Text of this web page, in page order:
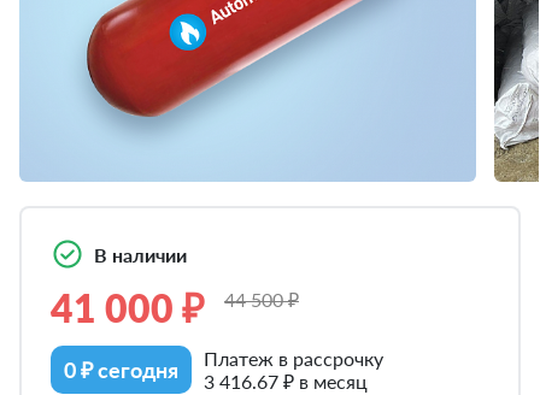
В наличии
41 000 ₽ 44 500 ₽
0 ₽ сегодня
Платеж в рассрочку
3 416.67 ₽ в месяц